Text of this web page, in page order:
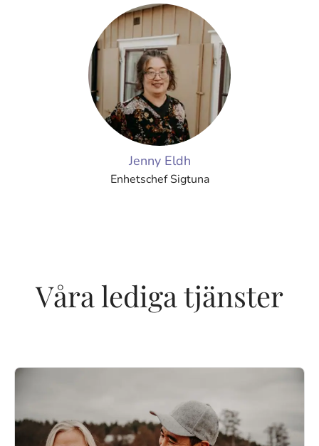
Jenny Eldh
Enhetschef Sigtuna
Våra lediga tjänster